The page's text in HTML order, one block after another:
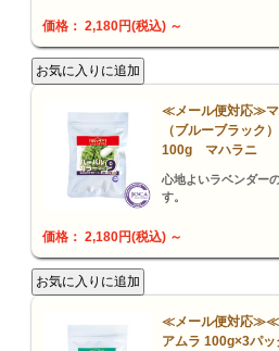
価格： 2,180円(税込) ～
≪メール便対応≫
（ブルーブラック
100g マハラニ
心地よいラベンダー
す。
価格： 2,180円(税込) ～
≪メール便対応
アムラ 100g×3パ